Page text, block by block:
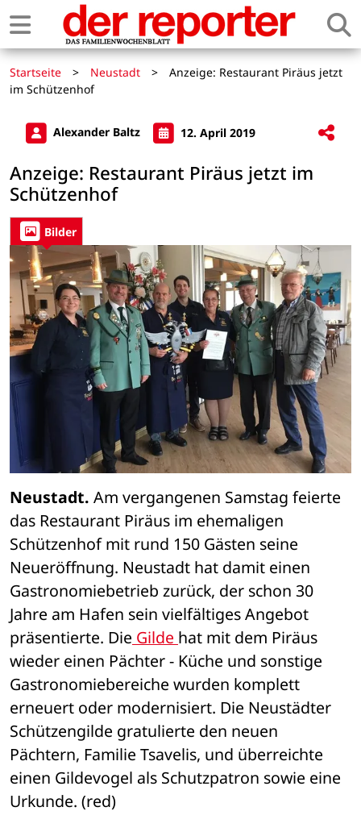
Startseite > Neustadt >
Anzeige: Restaurant Piräus jetzt
im Schützenhof
Alexander Baltz 12. April 2019
Anzeige: Restaurant Piräus jetzt im
Schützenhof
Bilder
Neustadt. Am vergangenen Samstag feierte
das Restaurant Piräus im ehemaligen
Schützenhof mit rund 150 Gästen seine
Neueröffnung. Neustadt hat damit einen
Gastronomiebetrieb zurück, der schon 30
Jahre am Hafen sein vielfältiges Angebot
präsentierte. Die Gilde hat mit dem Piräus
wieder einen Pächter - Küche und sonstige
Gastronomiebereiche wurden komplett
erneuert oder modernisiert. Die Neustädter
Schützengilde gratulierte den neuen
Pächtern, Familie Tsavelis, und überreichte
einen Gildevogel als Schutzpatron sowie eine
Urkunde. (red)